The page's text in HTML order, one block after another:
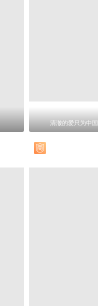
清澈的爱只为中